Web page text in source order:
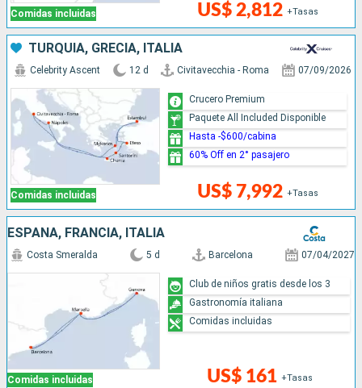
Comidas incluidas US$ 2,812 +Tasas
TURQUÍA, GRECIA, ITALIA
Comidas incluidas
Celebrity Ascent 12 d Civitavecchia - Roma 07/09/2026
US$ 7,992 +Tasas
Crucero Premium
Paquete All Included Disponible
Hasta -$600/cabina
60% Off en 2° pasajero
ESPAÑA, FRANCIA, ITALIA
Comidas incluidas
Costa Smeralda 5 d Barcelona 07/04/2027
US$ 161 +Tasas
Club de niños gratis desde los 3
Gastronomía italiana
Comidas incluidas